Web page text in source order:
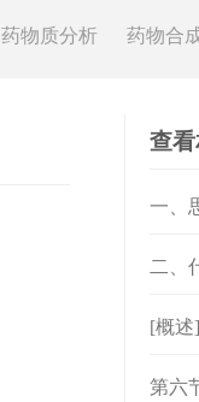
药物质分析 药物合
查
一、
二、
[概述
第六